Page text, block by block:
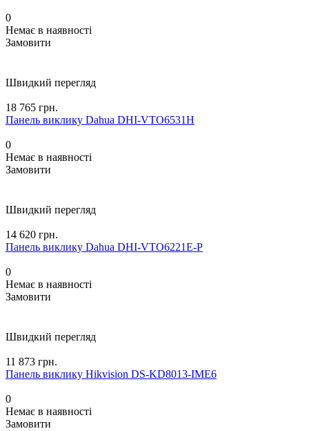
0
Немає в наявності
Замовити
Швидкий перегляд
18 765 грн.
Панель виклику Dahua DHI-VTO6531H
0
Немає в наявності
Замовити
Швидкий перегляд
14 620 грн.
Панель виклику Dahua DHI-VTO6221E-P
0
Немає в наявності
Замовити
Швидкий перегляд
11 873 грн.
Панель виклику Hikvision DS-KD8013-IME6
0
Немає в наявності
Замовити